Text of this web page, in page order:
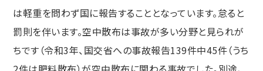
は軽重を問わず国に報告することとなっています。怠ると
罰則を伴います。空中散布は事故が多い分野と見られが
ちです（令和3年、国交省への事故報告139件中45件（うち